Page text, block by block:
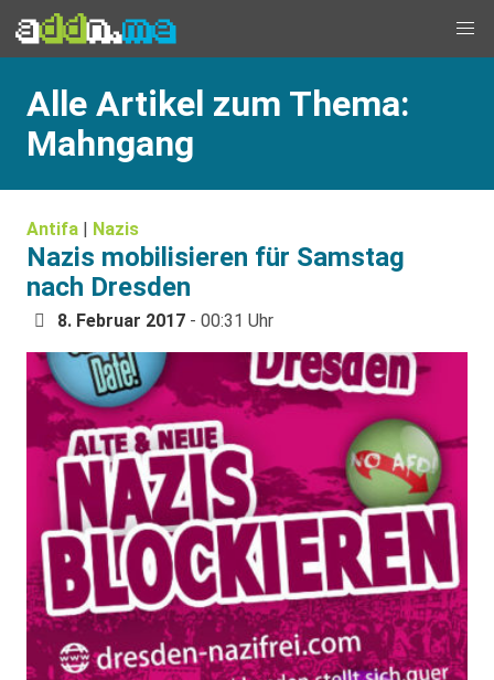
Alle Artikel zum Thema:
Mahngang
Antifa | Nazis
Nazis mobilisieren für Samstag
nach Dresden
8. Februar 2017 - 00:31 Uhr